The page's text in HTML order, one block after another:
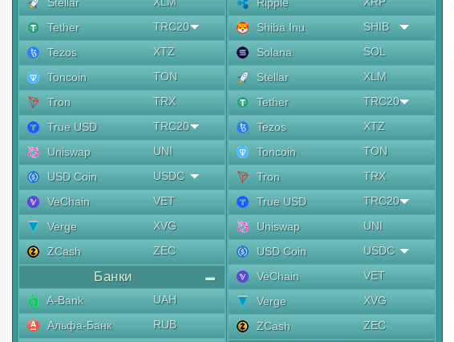
Tether
TRC20
Tezos
XTZ
Toncoin
TON
Tron
TRX
True USD
TRC20
Uniswap
UNI
USD Coin
USDC
VeChain
VET
Verge
XVG
ZCash
ZEC
Банки
A-Bank
UAH
Альфа-Банк
RUB
Shiba Inu
SHIB
Solana
SOL
Stellar
XLM
Tether
TRC20
Tezos
XTZ
Toncoin
TON
Tron
TRX
True USD
TRC20
Uniswap
UNI
USD Coin
USDC
VeChain
VET
Verge
XVG
ZCash
ZEC